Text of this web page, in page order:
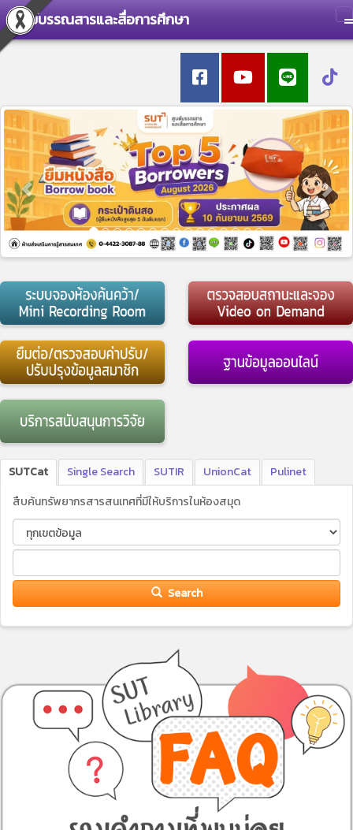
ศูนย์บรรณสารและสื่อการศึกษา
Previous
SUTCat Single Search SUTIR UnionCat
Pulinet
สืบค้นทรัพยากรสารสนเทศที่มีให้บริการในห้องสมุด
Search